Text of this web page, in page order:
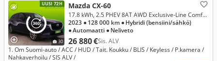
UUSI 72H
30
Mazda CX-60
26 880 €Sis. ALV
17.8 kWh, 2.5 PHEV 8AT AWD Exclusive-Line Comfort, Driver Assistance
2023 ● 128 000 km ● Hybridi (bensiini/sähkö)
● Automaatti ● Neliveto
1. Om Suomi-auto / ACC / HUD / Tait. Koukku / BLIS / Keyless / P.kamera /
Nahkaverhoilu / SIS ALV /